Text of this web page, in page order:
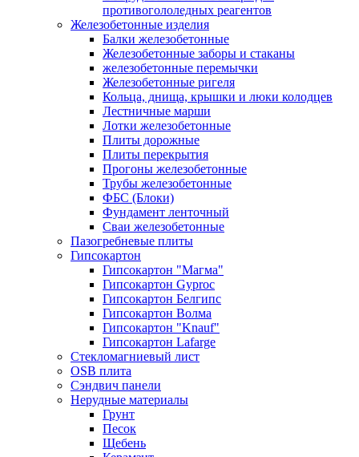
противогололедных реагентов
Железобетонные изделия
Балки железобетонные
Железобетонные заборы и стаканы
железобетонные перемычки
Железобетонные ригеля
Кольца, днища, крышки и люки колодцев
Лестничные марши
Лотки железобетонные
Плиты дорожные
Плиты перекрытия
Прогоны железобетонные
Трубы железобетонные
ФБС (Блоки)
Фундамент ленточный
Сваи железобетонные
Пазогребневые плиты
Гипсокартон
Гипсокартон "Магма"
Гипсокартон Gyproc
Гипсокартон Белгипс
Гипсокартон Волма
Гипсокартон "Knauf"
Гипсокартон Lafarge
Стекломагниевый лист
OSB плита
Сэндвич панели
Нерудные материалы
Грунт
Песок
Щебень